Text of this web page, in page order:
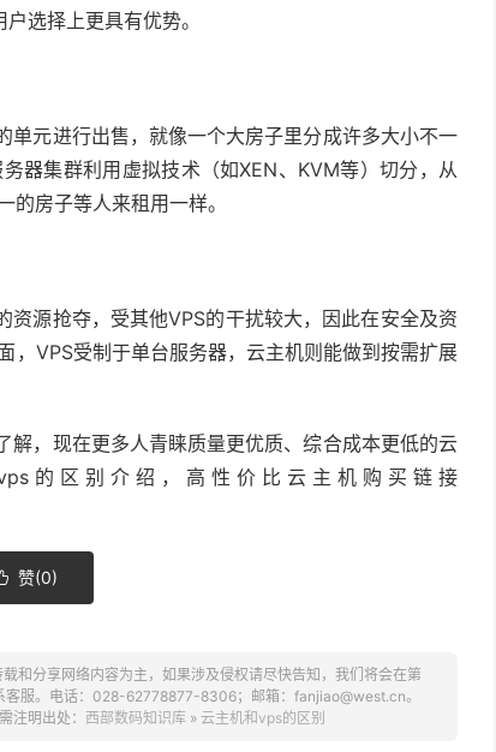
选择上更具有优势。
单元进行出售，就像一个大房子里分成许多大小不一
器集群利用虚拟技术（如XEN、KVM等）切分，从
房子等人来租用一样。
资源抢夺，受其他VPS的干扰较大，因此在安全及资
，VPS受制于单台服务器，云主机则能做到按需扩展
解，现在更多人青睐质量更优质、综合成本更低的云
的区别介绍，高性价比云主机购买链接
赞(0)
和分享网络内容为主，如果涉及侵权请尽快告知，我们将会在第
服。电话：028-62778877-8306；邮箱：fanjiao@west.cn。
注明出处： 西部数码知识库 » 云主机和vps的区别